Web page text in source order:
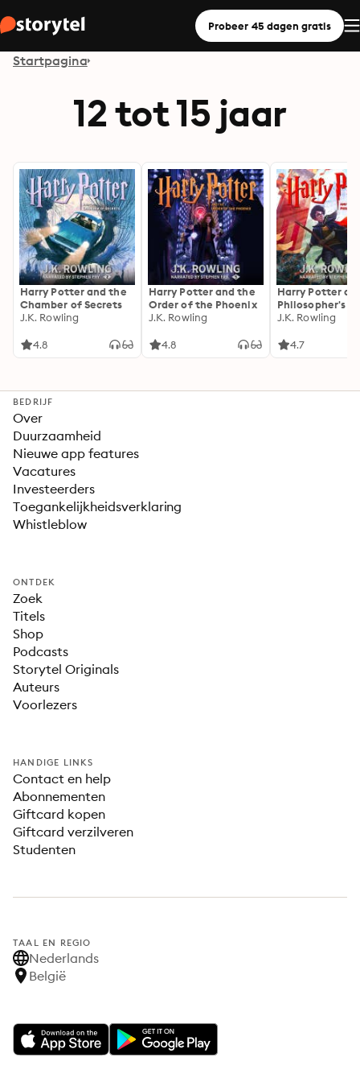
Probeer 45 dagen gratis
Startpagina
12 tot 15 jaar
Harry Potter and the
Chamber of Secrets
J.K. Rowling
4.8
Harry Potter and the
Order of the Phoenix
J.K. Rowling
4.8
Harry Potter
Philosopher's
J.K. Rowling
4.7
BEDRIJF
Over
Duurzaamheid
Nieuwe app features
Vacatures
Investeerders
Toegankelijkheidsverklaring
Whistleblow
ONTDEK
Zoek
Titels
Shop
Podcasts
Storytel Originals
Auteurs
Voorlezers
HANDIGE LINKS
Contact en help
Abonnementen
Giftcard kopen
Giftcard verzilveren
Studenten
TAAL EN REGIO
Nederlands
België